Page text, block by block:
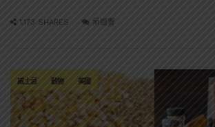
1,173 SHARES 無迴響
威士忌 穀物 美國